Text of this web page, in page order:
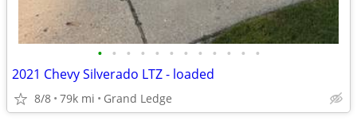
• • • • • • • • • • • •
2021 Chevy Silverado LTZ - loaded
8/8 79k mi Grand Ledge